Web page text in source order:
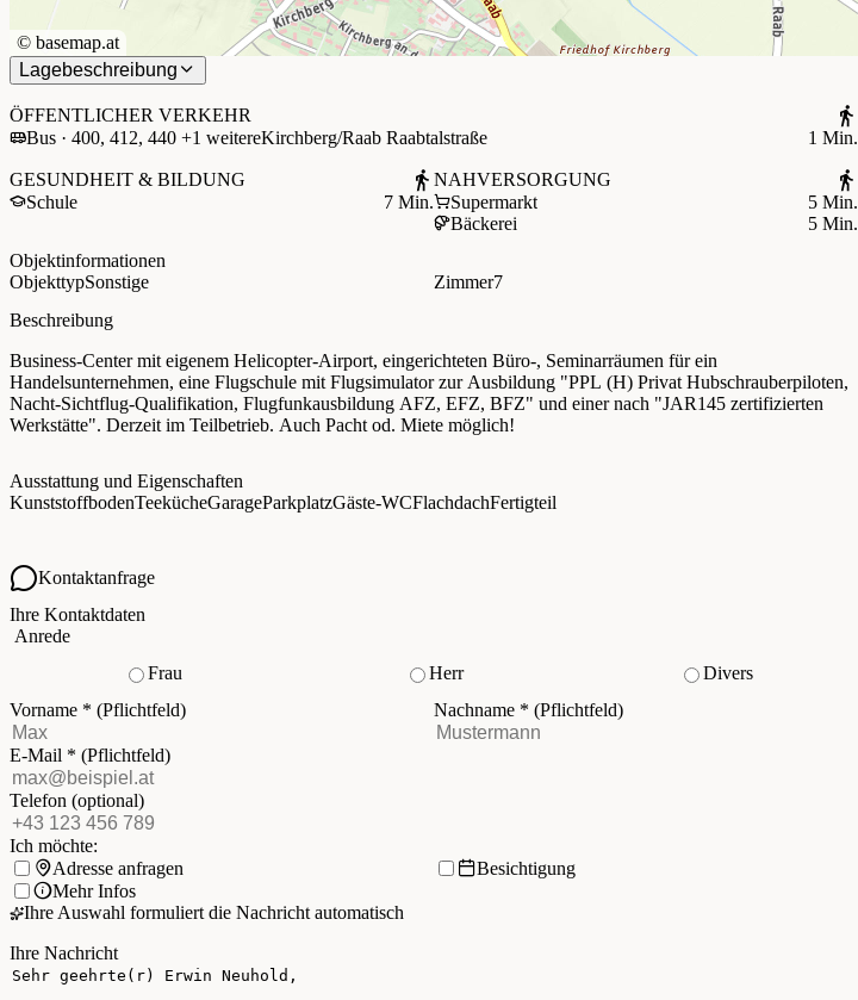
+
−
© basemap.at
Lagebeschreibung
ÖFFENTLICHER VERKEHR
Bus · 400, 412, 440 +1 weitereKirchberg/Raab Raabtalstraße 1 Min.
GESUNDHEIT & BILDUNG
Schule
7 Min.
NAHVERSORGUNG
Supermarkt
5 Min.
Bäckerei
5 Min.
Objektinformationen
ObjekttypSonstige Zimmer7
Beschreibung
Business-Center mit eigenem Helicopter-Airport, eingerichteten Büro-, Seminarräumen für ein
Handelsunternehmen, eine Flugschule mit Flugsimulator zur Ausbildung "PPL (H) Privat Hubschrauberpiloten,
Nacht-Sichtflug-Qualifikation, Flugfunkausbildung AFZ, EFZ, BFZ" und einer nach "JAR145 zertifizierten
Werkstätte". Derzeit im Teilbetrieb. Auch Pacht od. Miete möglich!
Ausstattung und Eigenschaften
KunststoffbodenTeekücheGarageParkplatzGäste-WCFlachdachFertigteil
Kontaktanfrage
Ihre Kontaktdaten
Anrede
Frau
Herr
Divers
Vorname * (Pflichtfeld) Nachname * (Pflichtfeld)
E-Mail * (Pflichtfeld)
Telefon (optional)
Ich möchte:
Adresse anfragen
Besichtigung
Mehr Infos
Ihre Auswahl formuliert die Nachricht automatisch
Ihre Nachricht